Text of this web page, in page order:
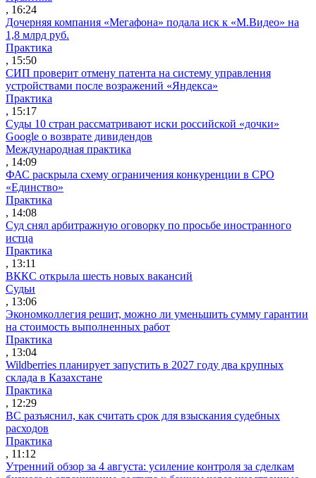
, 16:24
Дочерняя компания «Мегафона» подала иск к «М.Видео» на
1,8 млрд руб.
Практика
, 15:50
СИП проверит отмену патента на систему управления
устройствами после возражений «Яндекса»
Практика
, 15:17
Суды 10 стран рассматривают иски российской «дочки»
Google о возврате дивидендов
Международная практика
, 14:09
ФАС раскрыла схему ограничения конкуренции в СРО
«Единство»
Практика
, 14:08
Суд снял арбитражную оговорку по просьбе иностранного
истца
Практика
, 13:11
ВККС открыла шесть новых вакансий
Судьи
, 13:06
Экономколлегия решит, можно ли уменьшить сумму гарантии
на стоимость выполненных работ
Практика
, 13:04
Wildberries планирует запустить в 2027 году два крупных
склада в Казахстане
Практика
, 12:29
ВС разъяснил, как считать срок для взыскания судебных
расходов
Практика
, 11:12
Утренний обзор за 4 августа: усиление контроля за сделкам